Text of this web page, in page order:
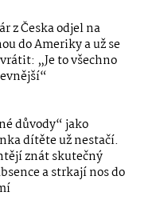
z Česka odjel na
do Ameriky a už se
„Je to všechno
důvody“ jako
dítěte už nestačí.
znát skutečný
a strkají nos do